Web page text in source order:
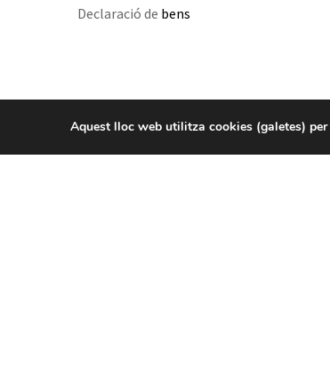
Declaració de bens
Aquest lloc web utilitza cookies (galetes)